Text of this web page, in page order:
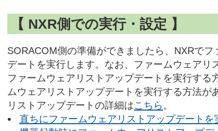
【 NXR側での実行・設定 】
SORACOM側の準備ができましたら、NXRで
デートを実行します。なお、ファームウェアリ
ファームウェアリストアップデートを実行する
ムウェアリストアップデートを実行する方法が
リストアップデートの詳細はこちら 。
直ちにファームウェアリストアップデートを